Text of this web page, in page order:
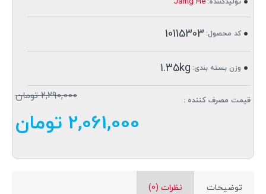
قیمت مصرف کننده : 2,290,000 تومان
2,061,000 تومان
کد محصول: 10115303
وزن بسته بندی: 1.35kg
توضیحات نظرات (0)